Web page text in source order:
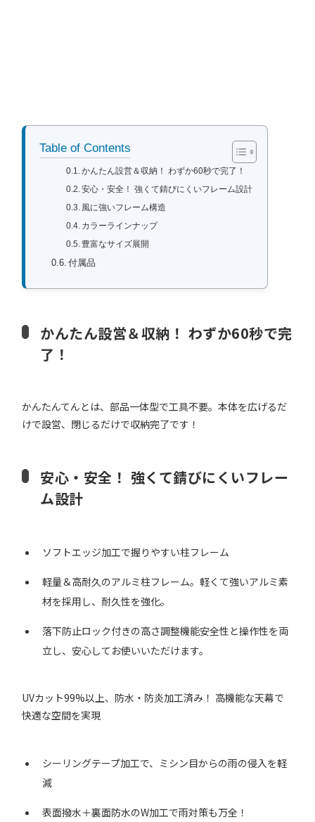
Table of Contents
かんたん設営＆収納！ わずか60秒で完了！
安心・安全！ 強くて錆びにくいフレーム設計
風に強いフレーム構造
カラーラインナップ
豊富なサイズ展開
付属品
かんたん設営＆収納！ わずか60秒で完
了！
かんたんてんとは、部品一体型で工具不要。本体を広げるだ
けで設営、閉じるだけで収納完了です！
安心・安全！ 強くて錆びにくいフレー
ム設計
ソフトエッジ加工で握りやすい柱フレーム
軽量＆高耐久のアルミ柱フレーム。軽くて強いアルミ素
材を採用し、耐久性を強化。
落下防止ロック付きの高さ調整機能安全性と操作性を両
立し、安心してお使いいただけます。
UVカット99%以上、防水・防炎加工済み！ 高機能な天幕で
快適な空間を実現
シーリングテープ加工で、ミシン目からの雨の侵入を軽
減
表面撥水＋裏面防水のW加工で雨対策も万全！